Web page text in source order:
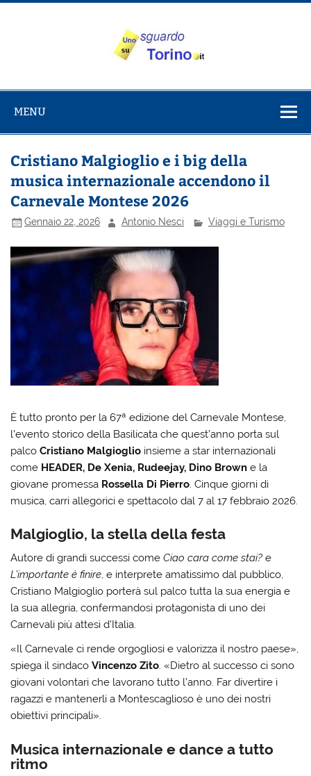
Salta
su Torino
MENU
Cristiano Malgioglio e i big della
musica internazionale accendono il
Carnevale Montese 2026
Gennaio 22, 2026 Antonio Nesci Viaggi e Turismo
È tutto pronto per la 67ª edizione del Carnevale Montese,
l’evento storico della Basilicata che quest’anno porta sul
palcoCristiano Malgioglio insieme a star internazionali
come HEADER, De Xenia, Rudeejay, Dino Brown e la
giovane promessa Rossella Di Pierro. Cinque giorni di
musica, carri allegorici e spettacolo dal 7 al 17 febbraio 2026.
Malgioglio, la stella della festa
Autore di grandi successi comeCiao cara come stai? e
L’importante è finire , e interprete amatissimo dal pubblico,
Cristiano Malgioglio porterà sul palco tutta la sua energia e
la sua allegria, confermandosi protagonista di uno dei
Carnevali più attesi d’Italia.
«Il Carnevale ci rende orgogliosi e valorizza il nostro paese»,
spiega il sindacoVincenzo Zito. «Dietro al successo ci sono
giovani volontari che lavorano tutto l’anno. Far divertire i
ragazzi e mantenerli a Montescaglioso è uno dei nostri
obiettivi principali».
Musica internazionale e dance a tutto
ritmo